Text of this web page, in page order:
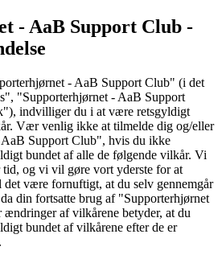
- AaB Support Club -
- AaB Support Club" (i det
"Supporterhjørnet - AaB Support
indvilliger du i at være retsgyldigt
Vær venlig ikke at tilmelde dig og/eller
Support Club", hvis du ikke
bundet af alle de følgende vilkår. Vi
og vi vil gøre vort yderste for at
være fornuftigt, at du selv gennemgår
din fortsatte brug af "Supporterhjørnet
af vilkårene betyder, at du
bundet af vilkårene efter de er